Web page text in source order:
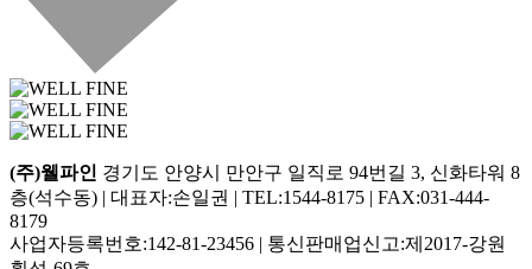
(주)웰파인 경기도 안양시 만안구 일직로 94번길 3, 신화타워 8
층(석수동) | 대표자:손일권 | TEL:1544-8175 | FAX:031-444-
8179
사업자등록번호:142-81-23456 | 통신판매업신고:제2017-강원